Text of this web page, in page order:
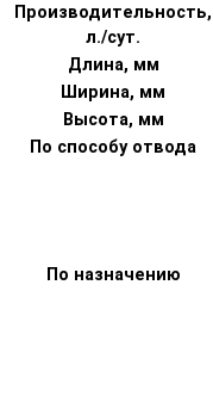
Производительность,
л./сут.
Длина, мм
Ширина, мм
Высота, мм
По способу отвода
По назначению